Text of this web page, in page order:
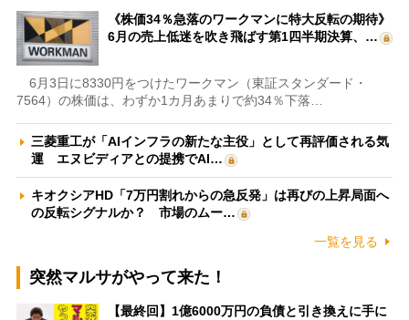
《株価34％急落のワークマンに特大反転の期待》
6月の売上低迷を吹き飛ばす第1四半期決算、…
6月3日に8330円をつけたワークマン（東証スタンダード・
7564）の株価は、わずか1カ月あまりで約34％下落…
三菱重工が「AIインフラの新たな主役」として再評価される気
運 エヌビディアとの提携でAI…
キオクシアHD「7万円割れからの急反発」は再びの上昇局面へ
の反転シグナルか？ 市場のムー…
一覧を見る
突然マルサがやって来た！
【最終回】1億6000万円の負債と引き換えに手に